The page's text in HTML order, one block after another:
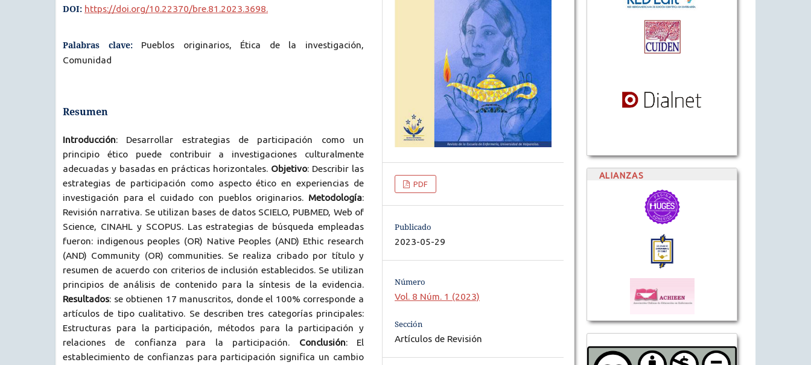
DOI: https://doi.org/10.22370/bre.81.2023.3698.
Palabras clave:
Pueblos originarios, Ética de la investigación,
Comunidad
Resumen
Introducción: Desarrollar estrategias de participación como un
principio ético puede contribuir a investigaciones culturalmente
adecuadas y basadas en prácticas horizontales. Objetivo: Describir las
estrategias de participación como aspecto ético en experiencias de
investigación para el cuidado con pueblos originarios. Metodología:
Revisión narrativa. Se utilizan bases de datos SCIELO, PUBMED, Web of
Science, CINAHL y SCOPUS. Las estrategias de búsqueda empleadas
fueron: indigenous peoples (OR) Native Peoples (AND) Ethic research
(AND) Community (OR) communities. Se realiza cribado por título y
resumen de acuerdo con criterios de inclusión establecidos. Se utilizan
principios de análisis de contenido para la síntesis de la evidencia.
Resultados: se obtienen 17 manuscritos, donde el 100% corresponde a
artículos de tipo cualitativo. Se describen tres categorías principales:
Estructuras para la participación, métodos para la participación y
relaciones de confianza para la participación. Conclusión: El
establecimiento de confianzas para participación significa un cambio
PDF
Publicado
2023-05-29
Número
Vol. 8 Núm. 1 (2023)
Sección
Artículos de Revisión
ALIANZAS